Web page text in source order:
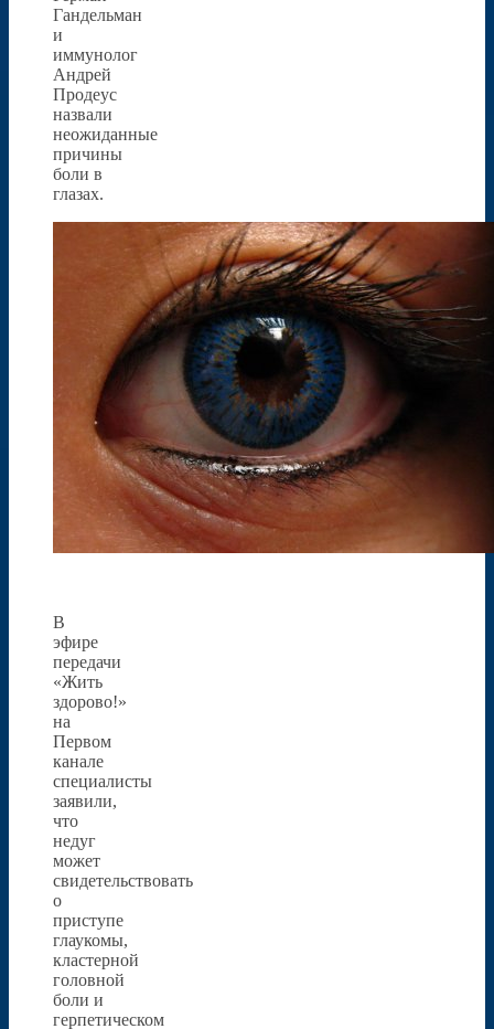
Гандельман
и
иммунолог
Андрей
Продеус
назвали
неожиданные
причины
боли в
глазах.
В
эфире
передачи
«Жить
здорово!»
на
Первом
канале
специалисты
заявили,
что
недуг
может
свидетельствовать
о
приступе
глаукомы,
кластерной
головной
боли и
герпетическом